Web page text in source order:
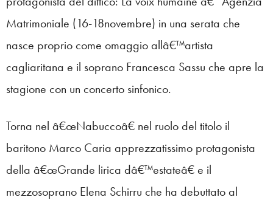
Matrimoniale (16-18novembre) in una serata che
nasce proprio come omaggio allâ€™artista
cagliaritana e il soprano Francesca Sassu che apre la
stagione con un concerto sinfonico.
Torna nel â€œNabuccoâ€ nel ruolo del titolo il
baritono Marco Caria apprezzatissimo protagonista
della â€œGrande lirica dâ€™estateâ€ e il
mezzosoprano Elena Schirru che ha debuttato al